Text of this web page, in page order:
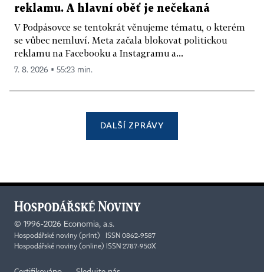
reklamu. A hlavní oběť je nečekaná
V Podpásovce se tentokrát věnujeme tématu, o kterém
se vůbec nemluví. Meta začala blokovat politickou
reklamu na Facebooku a Instagramu a...
7. 8. 2026 ▪ 55:23 min.
DALŠÍ ZPRÁVY
© 1996-2026 Economia, a.s.
Hospodářské noviny (print) ISSN 0862-9587
Hospodářské noviny (online) ISSN 2787-950X